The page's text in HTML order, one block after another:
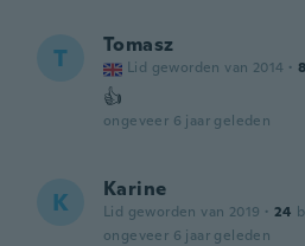
T Tomasz
Lid geworden van 2014 · 8
👍
ongeveer 6 jaar geleden
K Karine
Lid geworden van 2019 · 24
ongeveer 6 jaar geleden